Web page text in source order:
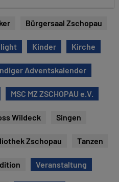
Bürgersaal Zschopau
Kinder Kirche
Adventskalender
MSC MZ ZSCHOPAU e.V.
Wildeck Singen
Zschopau Tanzen
Veranstaltung